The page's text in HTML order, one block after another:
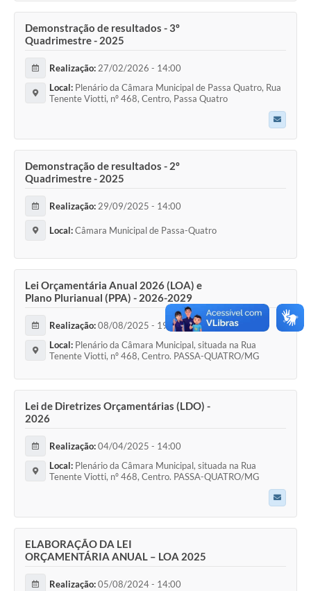
Demonstração de resultados - 3º
Quadrimestre - 2025
Realização: 27/02/2026 - 14:00
Local: Plenário da Câmara Municipal de Passa Quatro, Rua
Tenente Viotti, nº 468, Centro, Passa Quatro
Demonstração de resultados - 2º
Quadrimestre - 2025
Realização: 29/09/2025 - 14:00
Local:Câmara Municipal de Passa-Quatro
Lei Orçamentária Anual 2026 (LOA) e
Plano Plurianual (PPA) - 2026-2029
Realização:08/08/2025 - 19:00
Local: Plenário da Câmara Municipal, situada na Rua
Tenente Viotti, nº 468, Centro. PASSA-QUATRO/MG
Lei de Diretrizes Orçamentárias (LDO) -
2026
Realização:04/04/2025 - 14:00
Local: Plenário da Câmara Municipal, situada na Rua
Tenente Viotti, nº 468, Centro. PASSA-QUATRO/MG
ELABORAÇÃO DA LEI
ORÇAMENTÁRIA ANUAL – LOA 2025
Realização:05/08/2024 - 14:00